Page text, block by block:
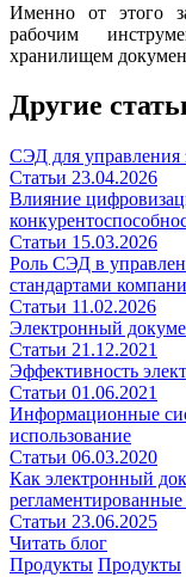
Именно от этого
рабочим
хранилищем
Другие
СЭД для управления
Статьи 23.04.2026
Влияние
Статьи 15.03.2026
Роль СЭД в
стандартами
Статьи 11.02.2026
Электронный
Статьи 21.12.2021
Эффективность
Статьи 01.06.2021
Информационные
использование
Статьи 06.03.2020
Как электронный
регламентированные
Статьи 23.06.2025
Читать блог
Продукты Продукты